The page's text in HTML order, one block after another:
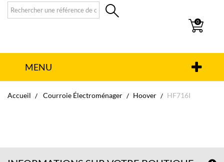
0
MENU
Accueil Courroie Électroménager Hoover HF716I